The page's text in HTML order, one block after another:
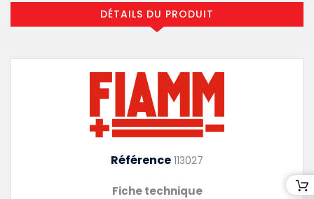
DÉTAILS DU PRODUIT
Référence 113027
Fiche technique